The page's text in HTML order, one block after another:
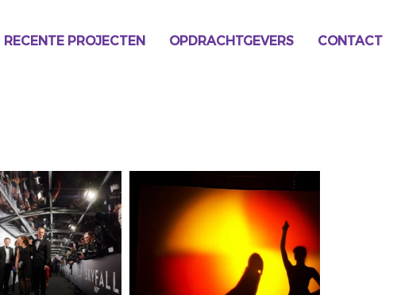
RECENTE PROJECTEN OPDRACHTGEVERS CONTACT